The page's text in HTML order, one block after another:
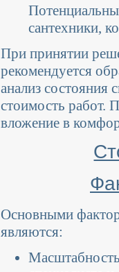
сантехники,
При принятии
рекомендуется
анализ состояния
стоимость работ.
вложение в
Основными
являются: